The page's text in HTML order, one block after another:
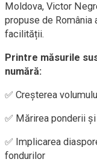
Moldova, Victor
propuse de România
facilității.
Printre măsurile
numără:
✅ Creșterea
✅ Mărirea ponderii
✅ Implicarea
fondurilor